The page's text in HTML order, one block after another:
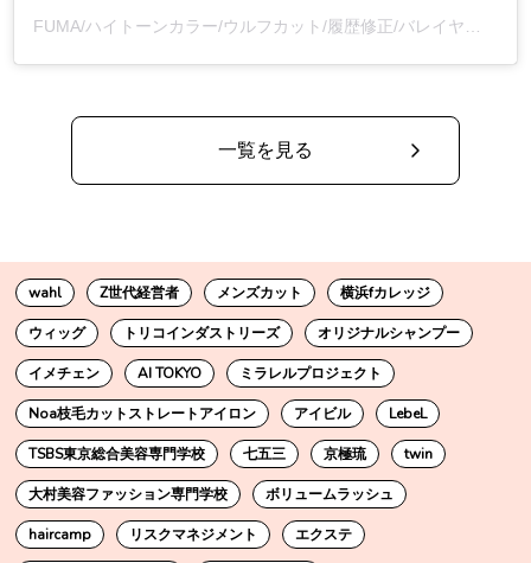
一覧を見る
wahl Z世代経営者 メンズカット 横浜fカレッジ
ウィッグ トリコインダストリーズ オリジナルシャンプー
イメチェン AI TOKYO ミラレルプロジェクト
Noa枝毛カットストレートアイロン アイビル LebeL
TSBS東京総合美容専門学校 七五三 京極琉 twin
大村美容ファッション専門学校 ボリュームラッシュ
haircamp リスクマネジメント エクステ